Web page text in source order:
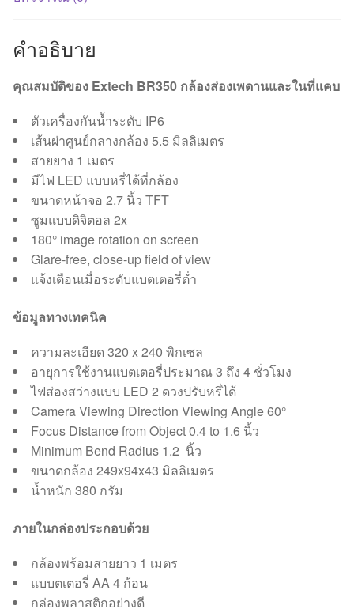
คำอธิบาย
คุณสมบัติของ Extech BR350 กล้องส่องเพดานและในที่แคบ
ตัวเครื่องกันน้ำระดับ IP6
เส้นผ่าศูนย์กลางกล้อง 5.5 มิลลิเมตร
สายยาง 1 เมตร
มีไฟ LED แบบหรี่ได้ที่กล้อง
ขนาดหน้าจอ 2.7 นิ้ว TFT
ซูมแบบดิจิตอล 2x
180° image rotation on screen
Glare-free, close-up field of view
แจ้งเตือนเมื่อระดับแบตเตอรี่ต่ำ
ข้อมูลทางเทคนิค
ความละเอียด 320 x 240 พิกเซล
อายุการใช้งานแบตเตอรี่ประมาณ 3 ถึง 4 ชั่วโมง
ไฟส่องสว่างแบบ LED 2 ดวงปรับหรี่ได้
Camera Viewing Direction Viewing Angle 60°
Focus Distance from Object 0.4 to 1.6 นิ้ว
Minimum Bend Radius 1.2 นิ้ว
ขนาดกล้อง 249x94x43 มิลลิเมตร
น้ำหนัก 380 กรัม
ภายในกล่องประกอบด้วย
กล้องพร้อมสายยาว 1 เมตร
แบบตเตอรี่ AA 4 ก้อน
กล่องพลาสติกอย่างดี